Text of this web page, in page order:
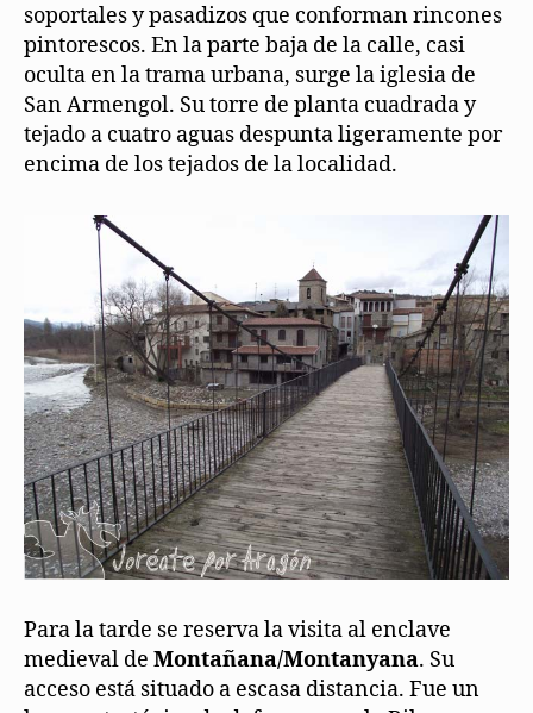
soportales y pasadizos que conforman rincones
pintorescos. En la parte baja de la calle, casi
oculta en la trama urbana, surge la iglesia de
San Armengol. Su torre de planta cuadrada y
tejado a cuatro aguas despunta ligeramente por
encima de los tejados de la localidad.
Para la tarde se reserva la visita al enclave
medieval de Montañana/Montanyana. Su
acceso está situado a escasa distancia. Fue un